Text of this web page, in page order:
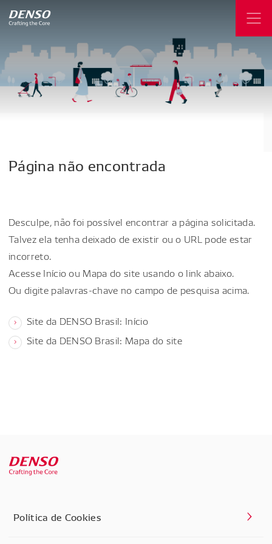
Página não encontrada
Desculpe, não foi possível encontrar a página solicitada.
Talvez ela tenha deixado de existir ou o URL pode estar
incorreto.
Acesse Início ou Mapa do site usando o link abaixo.
Ou digite palavras-chave no campo de pesquisa acima.
Site da DENSO Brasil: Início
Site da DENSO Brasil: Mapa do site
Política de Cookies